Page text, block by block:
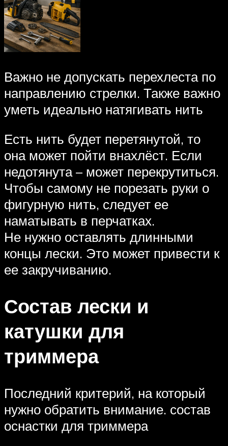
Важно не допускать перехлеста по
направлению стрелки. Также важно
уметь идеально натягивать нить
Есть нить будет перетянутой, то
она может пойти внахлёст. Если
недотянута – может перекрутиться.
Чтобы самому не порезать руки о
фигурную нить, следует ее
наматывать в перчатках.
Не нужно оставлять длинными
концы лески. Это может привести к
ее закручиванию.
Состав лески и
катушки для
триммера
Последний критерий, на который
нужно обратить внимание. состав
оснастки для триммера